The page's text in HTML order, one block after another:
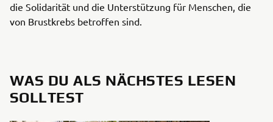
die Solidarität und die Unterstützung für Menschen, die
von Brustkrebs betroffen sind.
WAS DU ALS NÄCHSTES LESEN
SOLLTEST